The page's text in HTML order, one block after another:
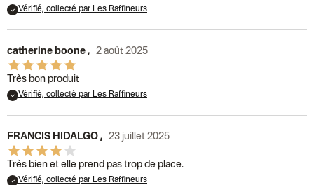
Vérifié, collecté par Les Raffineurs
catherine boone , 2 août 2025
Très bon produit
Vérifié, collecté par Les Raffineurs
FRANCIS HIDALGO , 23 juillet 2025
Très bien et elle prend pas trop de place.
Vérifié, collecté par Les Raffineurs